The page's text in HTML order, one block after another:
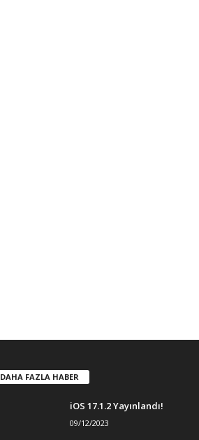
DAHA FAZLA HABER
iOS 17.1.2 Yayınlandı!
09/12/2023